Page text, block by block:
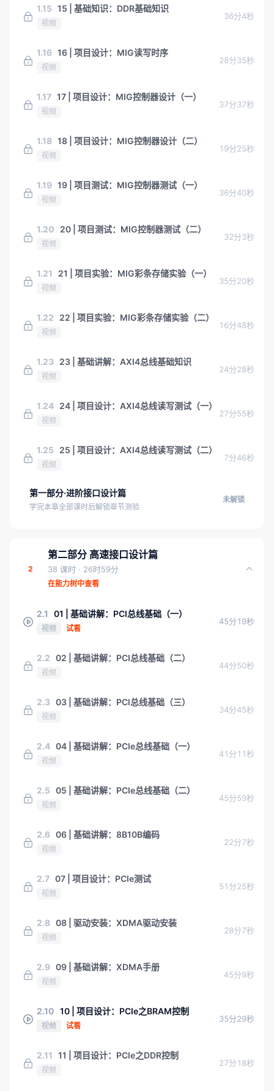
1.15 15 | 基础知识：DDR基础知识
视频
36分4秒
1.16 16 | 项目设计：MIG读写时序
视频
28分35秒
1.17 17 | 项目设计：MIG控制器设计（一）
视频
37分37秒
1.18 18 | 项目设计：MIG控制器设计（二）
视频
19分25秒
1.19 19 | 项目测试：MIG控制器测试（一）
视频
36分40秒
1.20 20 | 项目测试：MIG控制器测试（二）
视频
32分3秒
1.21 21 | 项目实验：MIG彩条存储实验（一）
视频
35分20秒
1.22 22 | 项目实验：MIG彩条存储实验（二）
视频
16分48秒
1.23 23 | 基础讲解：AXI4总线基础知识
视频
24分28秒
1.24 24 | 项目设计：AXI4总线读写测试（一）
视频
27分55秒
1.25 25 | 项目设计：AXI4总线读写测试（二）
视频
7分46秒
第一部分·进阶接口设计篇
学完本章全部课时后解锁章节测验
未解锁
2
第二部分 高速接口设计篇
38 课时 · 26时59分
在能力树中查看
2.1 01 | 基础讲解：PCI总线基础（一）
视频 试看
45分19秒
2.2 02 | 基础讲解：PCI总线基础（二）
视频
44分50秒
2.3 03 | 基础讲解：PCI总线基础（三）
视频
34分45秒
2.4 04 | 基础讲解：PCIe总线基础（一）
视频
41分11秒
2.5 05 | 基础讲解：PCIe总线基础（二）
视频
45分59秒
2.6 06 | 基础讲解：8B10B编码
视频
22分7秒
2.7 07 | 项目设计：PCIe测试
视频
51分25秒
2.8 08 | 驱动安装：XDMA驱动安装
视频
28分7秒
2.9 09 | 基础讲解：XDMA手册
视频
45分9秒
2.10 10 | 项目设计：PCIe之BRAM控制
视频 试看
35分29秒
2.11 11 | 项目设计：PCIe之DDR控制
视频
27分18秒